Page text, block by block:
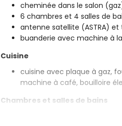
cheminée dans le salon
6 chambres et 4 salles de
antenne satellite (ASTRA)
buanderie avec machine à
Cuisine
cuisine avec plaque à gaz,
machine à café, bouilloire
Chambres et salles de bains